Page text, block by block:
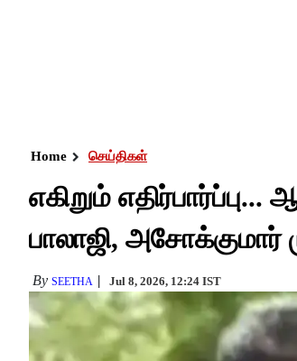
Home செய்திகள்
எகிறும்
பாலாஜி,
By SEETHA Jul 8, 2026, 12:24 IST